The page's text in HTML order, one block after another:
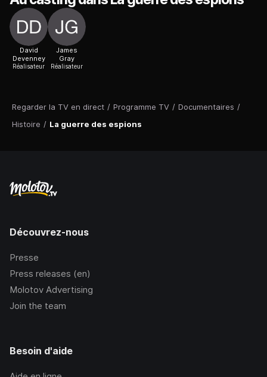
Regarder la TV en direct / Programme TV / Documentaires /
Histoire / La guerre des espions
David
Devenney
Réalisateur
James
Gray
Réalisateur
Découvrez-nous
Presse
Press releases (en)
Molotov Advertising
Join the team
Besoin d'aide